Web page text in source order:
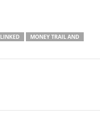
LINKED
MONEY TRAIL AND